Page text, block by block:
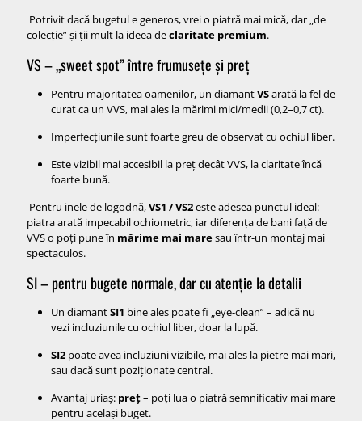
Potrivit dacă bugetul e generos, vrei o piatră mai mică, dar „de
colecție” și ții mult la ideea declaritate premium.
VS – „sweet spot” între frumusețe și preț
Pentru majoritatea oamenilor, un diamantVSarată la fel de
curat ca un VVS, mai ales la mărimi mici/medii (0,2–0,7 ct).
Imperfecțiunile sunt foarte greu de observat cu ochiul liber.
Este vizibil mai accesibil la preț decât VVS, la claritate încă
foarte bună.
Pentru inele de logodnă,VS1 / VS2este adesea punctul ideal:
piatra arată impecabil ochiometric, iar diferența de bani față de
VVS o poți pune în mărime mai maresau într-un montaj mai
spectaculos.
SI – pentru bugete normale, dar cu atenție la detalii
Un diamantSI1 bine ales poate fi „eye-clean” – adică nu
vezi incluziunile cu ochiul liber, doar la lupă.
SI2 poate avea incluziuni vizibile, mai ales la pietre mai mari,
sau dacă sunt poziționate central.
Avantaj uriaș: preț– poți lua o piatră semnificativ mai mare
pentru același buget.